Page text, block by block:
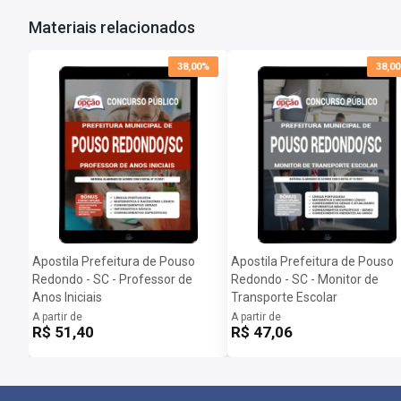
Dúvidas Frequentes:
Posso imprimir a apostila digital?
Sim, basta você fazer o download e imprimir.
Quando poderei acessar minha apostila digital?
Assim que o pagamento for confirmado, você receberá um e-
Importante: caso a apostila esteja em PRÉ-VENDA o arquivo
Materiais relacionados
38,00%
Apostila Prefeitura de Pouso
Redondo - SC - Professor de
Anos Iniciais
A partir de
R$ 51,40
Apostila Prefeitura de Pouso
Redondo - SC - Monitor de
Transporte Escolar
A partir de
R$ 47,06